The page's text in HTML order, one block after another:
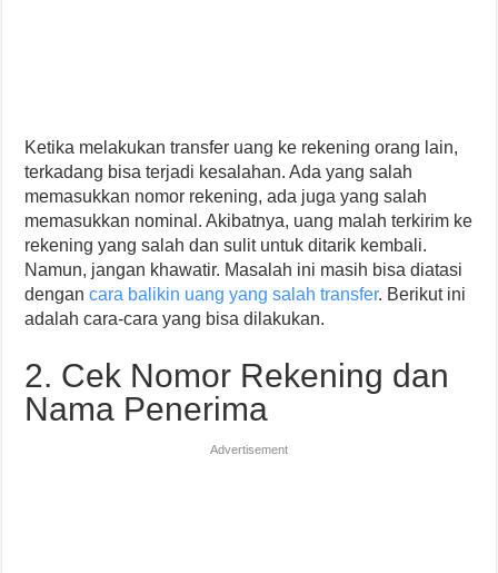
Ketika melakukan transfer uang ke rekening orang lain,
terkadang bisa terjadi kesalahan. Ada yang salah
memasukkan nomor rekening, ada juga yang salah
memasukkan nominal. Akibatnya, uang malah terkirim ke
rekening yang salah dan sulit untuk ditarik kembali.
Namun, jangan khawatir. Masalah ini masih bisa diatasi
dengancara balikin uang yang salah transfer. Berikut ini
adalah cara-cara yang bisa dilakukan.
2. Cek Nomor Rekening dan
Nama Penerima
Advertisement